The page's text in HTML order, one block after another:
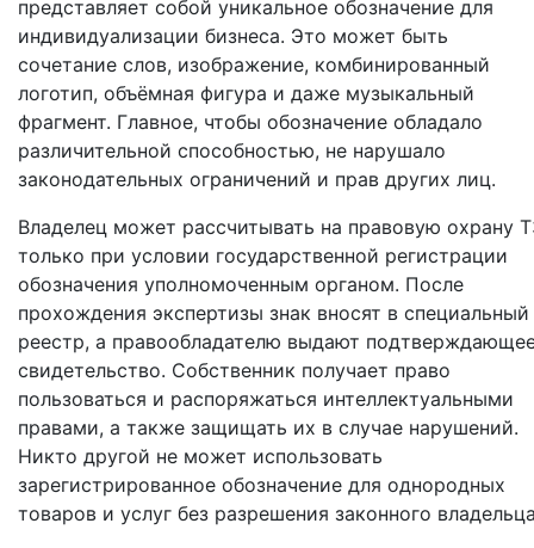
представляет собой уникальное обозначение для
индивидуализации бизнеса. Это может быть
сочетание слов, изображение, комбинированный
логотип, объёмная фигура и даже музыкальный
фрагмент. Главное, чтобы обозначение обладало
различительной способностью, не нарушало
законодательных ограничений и прав других лиц.
Владелец может рассчитывать на правовую охрану
только при условии государственной регистрации
обозначения уполномоченным органом. После
прохождения экспертизы знак вносят в специальный
реестр, а правообладателю выдают
свидетельство. Собственник получает право
пользоваться и распоряжаться интеллектуальными
правами, а также защищать их в случае нарушений.
Никто другой не может использовать
зарегистрированное обозначение для однородных
товаров и услуг без разрешения законного